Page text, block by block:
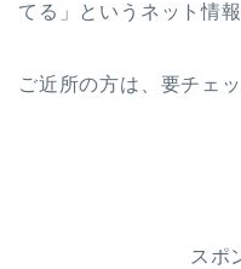
てる」というネット情
ご近所の方は、要チェ
スポ